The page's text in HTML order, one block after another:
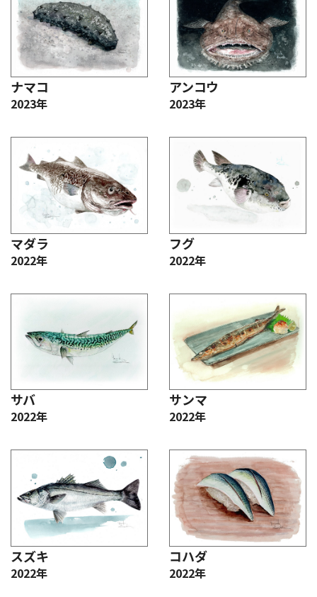
ナマコ
2023年
アンコウ
2023年
マダラ
2022年
フグ
2022年
サバ
2022年
サンマ
2022年
スズキ
2022年
コハダ
2022年